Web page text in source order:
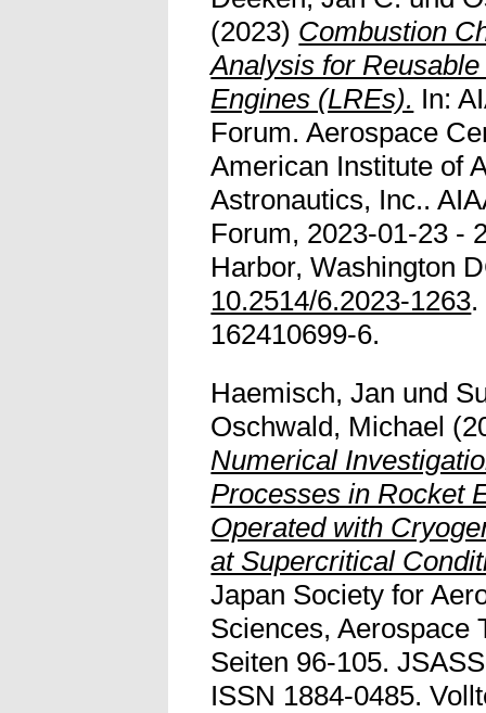
(2023) Combustion
Analysis for
Engines (LREs). In:
Forum. Aerospace
American Institute of
Astronautics, Inc..
Forum, 2023-01-23 -
Harbor, Washington
10.2514/6.2023-1263
162410699-6.
Haemisch, Jan und
Oschwald, Michael
Numerical
Processes in Rocket
Operated with
at Supercritical
Japan Society for
Sciences, Aerospace
Seiten 96-105.
ISSN 1884-0485.